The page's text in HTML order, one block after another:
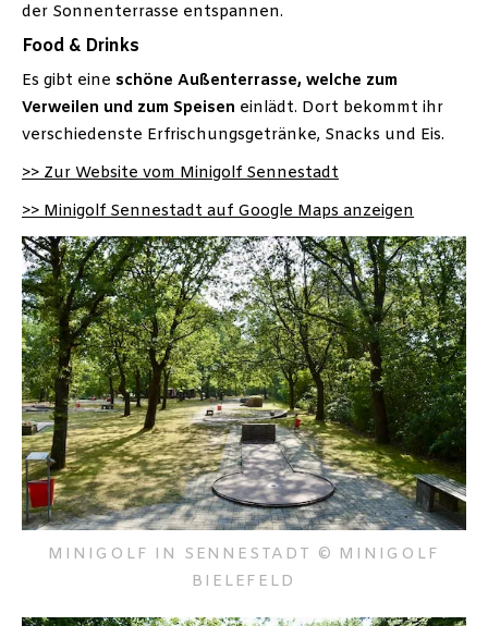
der Sonnenterrasse entspannen.
Food & Drinks
Es gibt eine schöne Außenterrasse, welche zum
Verweilen und zum Speisen einlädt. Dort bekommt ihr
verschiedenste Erfrischungsgetränke, Snacks und Eis.
>> Zur Website vom Minigolf Sennestadt
>> Minigolf Sennestadt auf Google Maps anzeigen
MINIGOLF IN SENNESTADT © MINIGOLF
BIELEFELD